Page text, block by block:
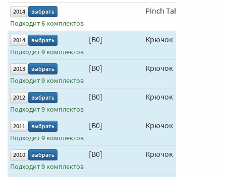
2014 выбрать
Подходит6 комплектов
Pinch Tab
2014 выбрать
Подходит9 комплектов
[B0] Крючок
2013 выбрать
Подходит9 комплектов
[B0] Крючок
2012 выбрать
Подходит9 комплектов
[B0] Крючок
2011 выбрать
Подходит9 комплектов
[B0] Крючок
2010 выбрать
Подходит9 комплектов
[B0] Крючок